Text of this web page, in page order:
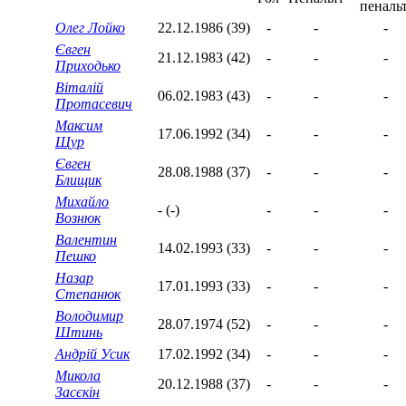
Олег Лойко 22.12.1986 (39) - -
-
Євген
Приходько
21.12.1983 (42) - -
-
Віталій
Протасевич
06.02.1983 (43) - -
-
Максим
Щур
17.06.1992 (34) - -
-
Євген
Блищик
28.08.1988 (37) - -
-
Михайло
Вознюк
- (-) - -
-
Валентин
Пешко
14.02.1993 (33) - -
-
Назар
Степанюк
17.01.1993 (33) - -
-
Володимир
Штинь
28.07.1974 (52) - -
-
Андрій Усик
17.02.1992 (34) - -
-
Микола
Засєкін
20.12.1988 (37) - -
-